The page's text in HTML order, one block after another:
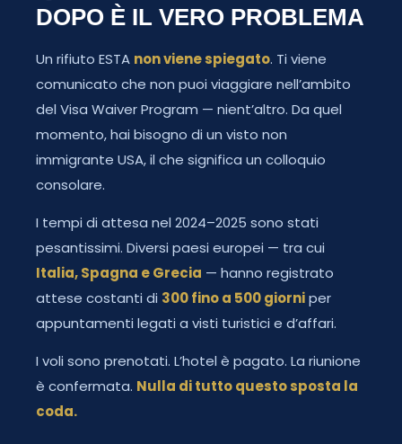
DOPO È IL VERO PROBLEMA
Un rifiuto ESTA non viene spiegato. Ti viene
comunicato che non puoi viaggiare nell’ambito
del Visa Waiver Program — nient’altro. Da quel
momento, hai bisogno di un visto non
immigrante USA, il che significa un colloquio
consolare.
I tempi di attesa nel 2024–2025 sono stati
pesantissimi. Diversi paesi europei — tra cui
Italia, Spagna e Grecia — hanno registrato
attese costanti di 300 fino a 500 giorniper
appuntamenti legati a visti turistici e d’affari.
I voli sono prenotati. L’hotel è pagato. La riunione
è confermata. Nulla di tutto questo sposta la
coda.